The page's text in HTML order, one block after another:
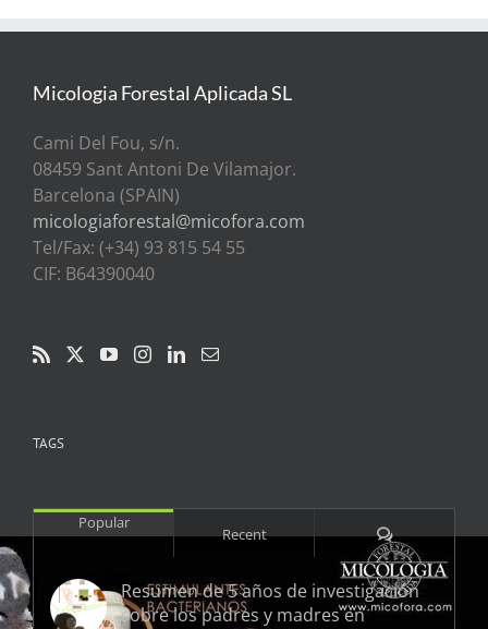
Micologia Forestal Aplicada SL
Cami Del Fou, s/n.
08459 Sant Antoni De Vilamajor.
Barcelona (SPAIN)
micologiaforestal@micofora.com
Tel/Fax: (+34) 93 815 54 55
CIF: B64390040
TAGS
Popular
Recent Comments
Resumen de 5 años de investigación
sobre los padres y madres en